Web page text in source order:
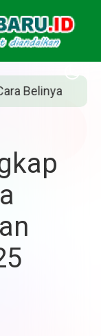
Jean Grey?